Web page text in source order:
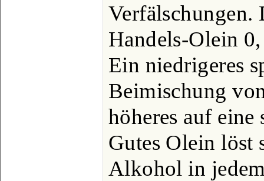
Verfälschungen.
Handels-Olein
Ein niedrigeres
Beimischung
höheres auf
Gutes Olein löst
Alkohol in